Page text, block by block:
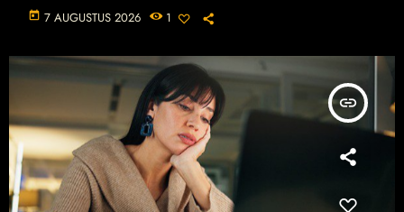
today 7 AUGUSTUS 2026 1
insert_link